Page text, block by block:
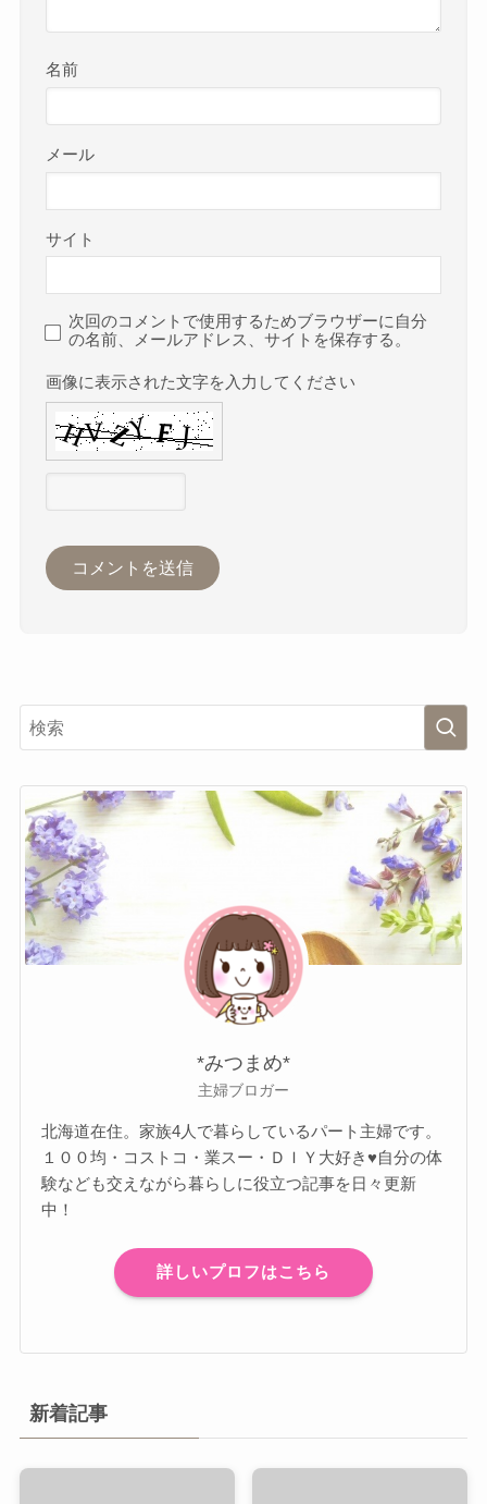
名前
メール
サイト
次回のコメントで使用するためブラウザーに自分
の名前、メールアドレス、サイトを保存する。
画像に表示された文字を入力してください
*みつまめ*
主婦ブロガー
北海道在住。家族4人で暮らしているパート主婦です。
１００均・コストコ・業スー・ＤＩＹ大好き♥自分の体
験なども交えながら暮らしに役立つ記事を日々更新
中！
詳しいプロフはこちら
新着記事